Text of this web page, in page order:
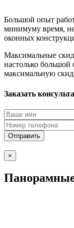
Большой опыт
минимуму время,
оконных
Максимальные
настолько большой
максимальную
Заказать
×